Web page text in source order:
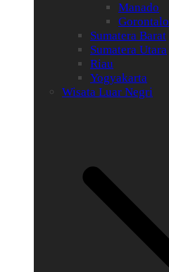
Manado
Gorontalo
Sumatera Barat
Sumatera Utara
Riau
Yogyakarta
Wisata Luar Negri